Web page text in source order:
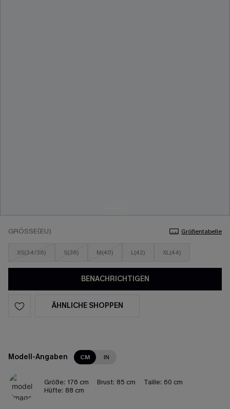
GRÖSSE(EU) Größentabelle
XS(34/36) S(38) M(40) L(42) XL(44)
BENACHRICHTIGEN
ÄHNLICHE SHOPPEN
Modell-Angaben CM IN
Größe: 176 cm Brust: 85 cm Taille: 60 cm
Hüfte: 88 cm